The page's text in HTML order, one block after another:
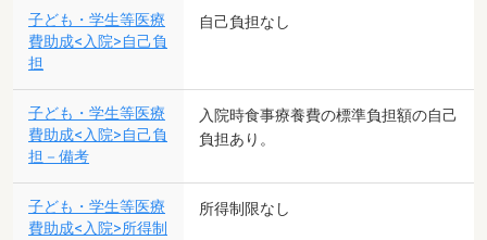
子ども・学生等医療
費助成<入院>自己負
担
自己負担なし
子ども・学生等医療
費助成<入院>自己負
担－備考
入院時食事療養費の標準負担額の自己
負担あり。
子ども・学生等医療
費助成<入院>所得制
所得制限なし